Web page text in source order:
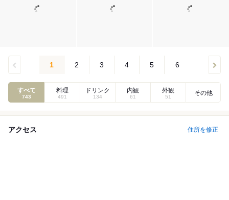
1 2 3 4 5 6
すべて
743
料理
491
ドリンク
134
内観
61
外観
51
その他
アクセス 住所を修正